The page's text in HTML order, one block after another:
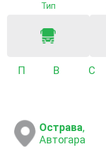
Тип
ПонеделникВторник
Острава,
Автогара